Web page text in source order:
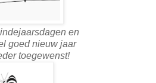
en
goed nieuw jaar
toegewenst!